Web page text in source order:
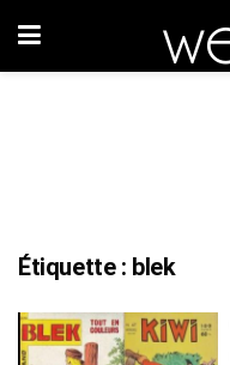
Étiquette : blek